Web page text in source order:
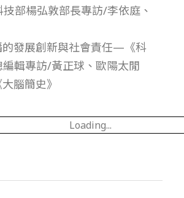
部楊弘敦部長專訪/李依庭、
的發展創新與社會責任—《科
輯專訪/黃正球、歐陽太閒
腦簡史》
Loading...